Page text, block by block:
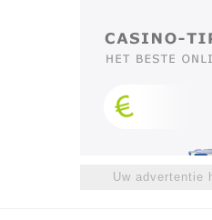
Uw advertentie